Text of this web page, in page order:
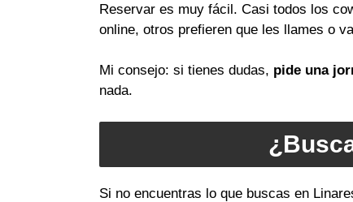
Reservar es muy fácil. Casi todos los
online, otros prefieren que les llames o
Mi consejo: si tienes dudas, pide una
nada.
Si no encuentras lo que buscas en